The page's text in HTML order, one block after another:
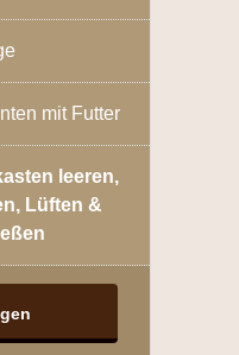
mit Futter
leeren,
Lüften &